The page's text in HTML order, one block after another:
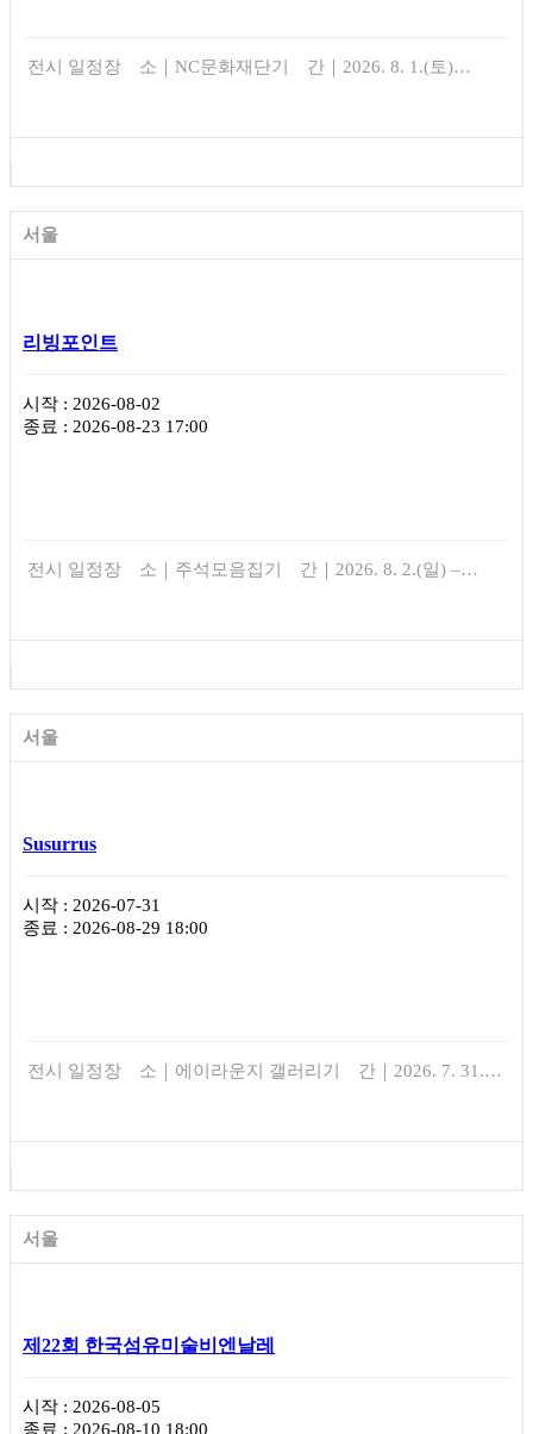
전시 일정장 소｜NC문화재단기 간｜2026. 8. 1.(토)…
서울
리빙포인트
시작 : 2026-08-02
종료 : 2026-08-23 17:00
전시 일정장 소｜주석모음집기 간｜2026. 8. 2.(일) –…
서울
Susurrus
시작 : 2026-07-31
종료 : 2026-08-29 18:00
전시 일정장 소｜에이라운지 갤러리기 간｜2026. 7. 31.…
서울
제22회 한국섬유미술비엔날레
시작 : 2026-08-05
종료 : 2026-08-10 18:00